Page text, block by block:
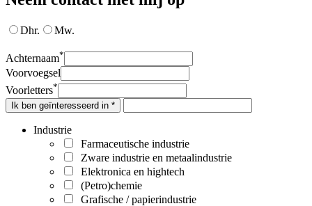
Dhr. Mw.
Achternaam*
Voorvoegsel
Voorletters*
Ik ben geïnteresseerd in *
Industrie
Farmaceutische industrie
Zware industrie en metaalindustrie
Elektronica en hightech
(Petro)chemie
Grafische / papierindustrie